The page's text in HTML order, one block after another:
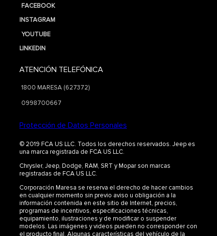
FACEBOOK
INSTAGRAM
YOUTUBE
LINKEDIN
ATENCIÓN TELEFÓNICA
1800 MARESA (627372)
0998700667
Protección de Datos Personales
© 2019 FCA US LLC. Todos los derechos reservados. Jeep es
una marca registrada de FCA US LLC.
Chrysler, Jeep, Dodge, RAM, SRT y Mopar son marcas
registradas de FCA US LLC.
Corporación Maresa se reserva el derecho de hacer cambios
en cualquier momento sin previo aviso u obligación a la
información contenida en este sitio de Internet, precios,
programas de incentivos, especificaciones técnicas,
equipamiento, ilustraciones y de modificar o suspender
modelos. Las imágenes y videos pueden no corresponder con
el producto final. Algunas características del vehículo de la